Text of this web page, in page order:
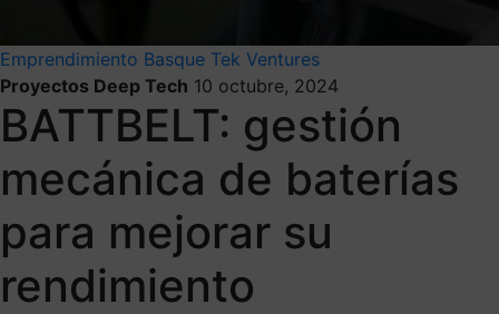
Emprendimiento Basque Tek Ventures
Proyectos Deep Tech 10 octubre, 2024
BATTBELT: gestión
mecánica de baterías
para mejorar su
rendimiento